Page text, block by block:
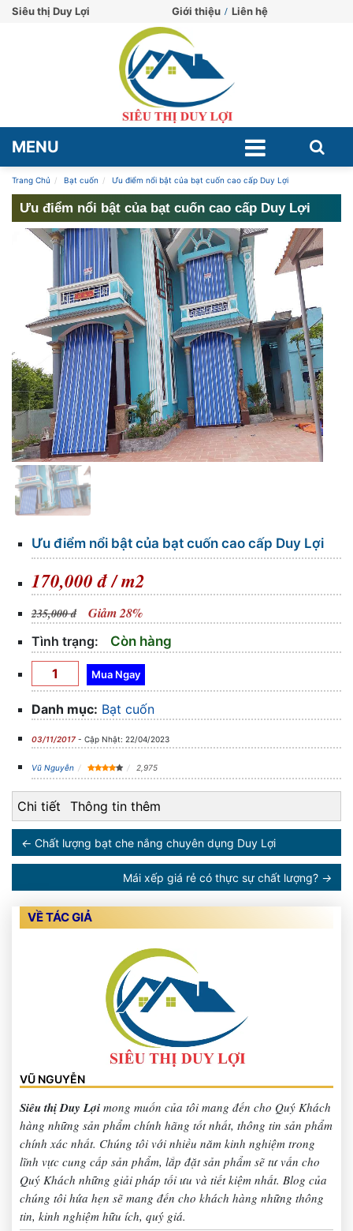
Siêu thị Duy Lợi Giới thiệu Liên hệ
MENU
Trang Chủ Bạt cuốn Ưu điểm nổi bật của bạt cuốn cao cấp Duy Lợi
Ưu điểm nổi bật của bạt cuốn cao cấp Duy Lợi
Ưu điểm nổi bật của bạt cuốn cao cấp Duy Lợi
170,000 đ / m2
235,000 đ Giảm 28%
Tình trạng: Còn hàng
Danh mục: Bạt cuốn
03/11/2017 - Cập Nhật: 22/04/2023
Vũ Nguyễn 2,975
Chi tiết Thông tin thêm
← Chất lượng bạt che nắng chuyên dụng Duy Lợi
Mái xếp giá rẻ có thực sự chất lượng? →
VỀ TÁC GIẢ
VŨ NGUYỄN
Siêu thị Duy Lợi mong muốn của tôi mang đến cho Quý Khách
hàng những sản phẩm chính hãng tốt nhất, thông tin sản phẩm
chính xác nhất. Chúng tôi với nhiều năm kinh nghiệm trong
lĩnh vực cung cấp sản phẩm, lắp đặt sản phẩm sẽ tư vấn cho
Quý Khách những giải pháp tối ưu và tiết kiệm nhất. Blog của
chúng tôi hứa hẹn sẽ mang đến cho khách hàng những thông
tin, kinh nghiệm hữu ích, quý giá.